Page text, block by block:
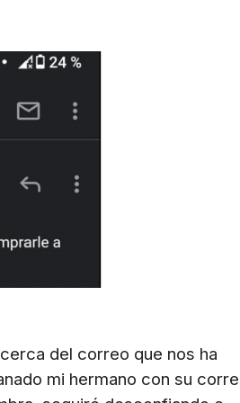
del correo que nos ha
mi hermano con su